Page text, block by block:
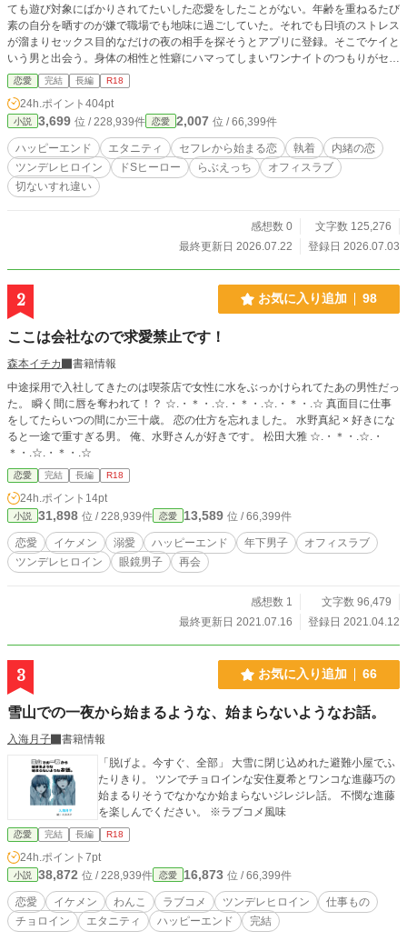
ても遊び対象にばかりされてたいした恋愛をしたことがない。年齢を重ねるたび
素の自分を晒すのが嫌で職場でも地味に過ごしていた。それでも日頃のストレス
が溜まりセックス目的なだけの夜の相手を探そうとアプリに登録。そこでケイと
いう男と出会う。身体の相性と性癖にハマってしまいワンナイトのつもりがセフ
レ関係に。日中は地味に、夜だけ自分を解放して過ごす美郷だが、新しく配属さ
れてきた上司のその顔に心当たりがある。まさか――？ それでも信じられな
い、ドSな性格のケイと穏やかで優しそうな好感度百点の上司は似ても似つかな
い。 同一人物？ 他人の空似？ それよりなにより、自分の正体が絶対にバレ
るわけにはいかない！ 昼と夜、お互い素顔を隠しながらもやめられない関係。
芽生えていく思い、無視できない感情……美郷にとってのはじめての恋が始まっ
てしまうのだが、ケイにはなにか秘密がありそうで……。
恋愛 完結 長編 R18
24h.ポイント 404pt
小説 3,699 位 / 228,939件 恋愛 2,007 位 / 66,399件
ハッピーエンド エタニティ セフレから始まる恋 執着
内緒の恋
ツンデレヒロイン
ドSヒーロー らぶえっち
オフィスラブ
切ないすれ違い
感想数 0
文字数 125,276
最終更新日 2026.07.22
登録日 2026.07.03
2 お気に入り追加 98
ここは会社なので求愛禁止です！
森本イチカ
書籍情報
中途採用で入社してきたのは喫茶店で女性に水をぶっかけられてたあの男性だっ
た。 瞬く間に唇を奪われて！？ ☆.・＊・.☆.・＊・.☆.・＊・.☆ 真面目に仕事
をしてたらいつの間にか三十歳。 恋の仕方を忘れました。 水野真紀 × 好きにな
ると一途で重すぎる男。 俺、水野さんが好きです。 松田大雅 ☆.・＊・.☆.・
＊・.☆.・＊・.☆
恋愛 完結 長編 R18
24h.ポイント 14pt
小説 31,898 位 / 228,939件 恋愛 13,589 位 / 66,399件
恋愛 イケメン 溺愛 ハッピーエンド 年下男子
オフィスラブ
ツンデレヒロイン
眼鏡男子 再会
感想数 1
文字数 96,479
最終更新日 2021.07.16
登録日 2021.04.12
3 お気に入り追加 66
雪山での一夜から始まるような、始まらないようなお話。
入海月子
書籍情報
「脱げよ。今すぐ、全部」 大雪に閉じ込めれた避難小屋でふ
たりきり。 ツンでチョロインな安住夏希とワンコな進藤巧の
始まるりそうでなかなか始まらないジレジレ話。 不憫な進藤
を楽しんでください。 ※ラブコメ風味
恋愛 完結 長編 R18
24h.ポイント 7pt
小説 38,872 位 / 228,939件 恋愛 16,873 位 / 66,399件
恋愛 イケメン わんこ ラブコメ ツンデレヒロイン
仕事もの
チョロイン
エタニティ ハッピーエンド 完結